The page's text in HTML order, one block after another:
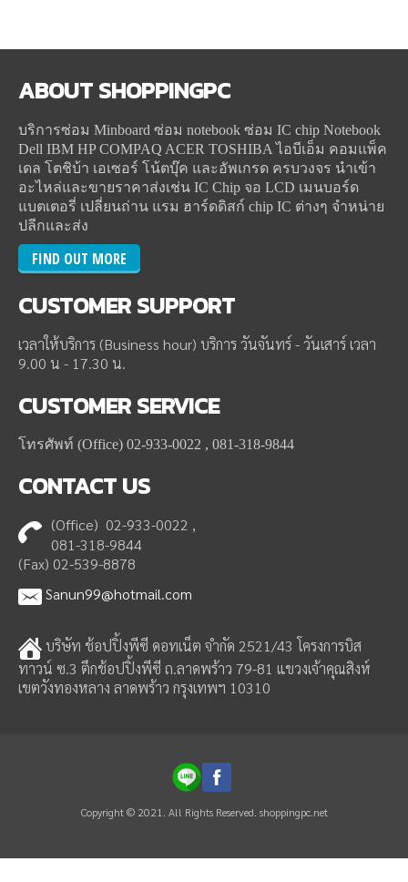
ABOUTSHOPPINGPC
บริการซ่อม Minboard ซ่อม notebook ซ่อม IC chip Notebook
Dell IBM HP COMPAQ ACER TOSHIBA ไอบีเอ็ม คอมแพ็ค
เดล โตชิบ้า เอเซอร์ โน้ตบุ๊ค และอัพเกรด ครบวงจร นำเข้า
อะไหล่และขายราคาส่งเช่น IC Chip จอ LCD เมนบอร์ด
แบตเตอรี่ เปลี่ยนถ่าน แรม ฮาร์ดดิสก์ chip IC ต่างๆ จำหน่าย
ปลีกและส่ง
FIND OUT MORE
CUSTOMERSUPPORT
เวลาให้บริการ (Business hour) บริการ วันจันทร์ - วันเสาร์ เวลา
9.00 น - 17.30 น.
CUSTOMERSERVICE
โทรศัพท์ (Office) 02-933-0022 , 081-318-9844
CONTACTUS
(Office) 02-933-0022 ,
081-318-9844
(Fax) 02-539-8878
Sanun99@hotmail.com
บริษัท ช้อปปิ้งพีซี ดอทเน็ต จำกัด 2521/43 โครงการบิส
ทาวน์ ซ.3 ตึกช้อปปิ้งพีซี ถ.ลาดพร้าว 79-81 แขวงเจ้าคุณสิงห์
เขตวังทองหลาง ลาดพร้าว กรุงเทพฯ 10310
Copyright © 2021. All Rights Reserved. shoppingpc.net